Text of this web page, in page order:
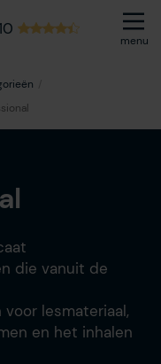
menu
die vanuit de
lesmateriaal,
en het inhalen